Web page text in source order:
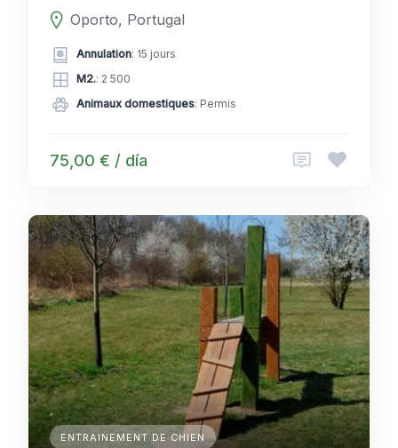
Oporto, Portugal
Annulation: 15 jours
M2.: 2 500
Animaux domestiques: Permis
75,00 € / día
ENTRAINEMENT DE CHIEN